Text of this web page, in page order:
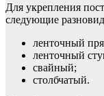
Для укрепления
следующие
ленточный
ленточный
свайный;
столбчатый.